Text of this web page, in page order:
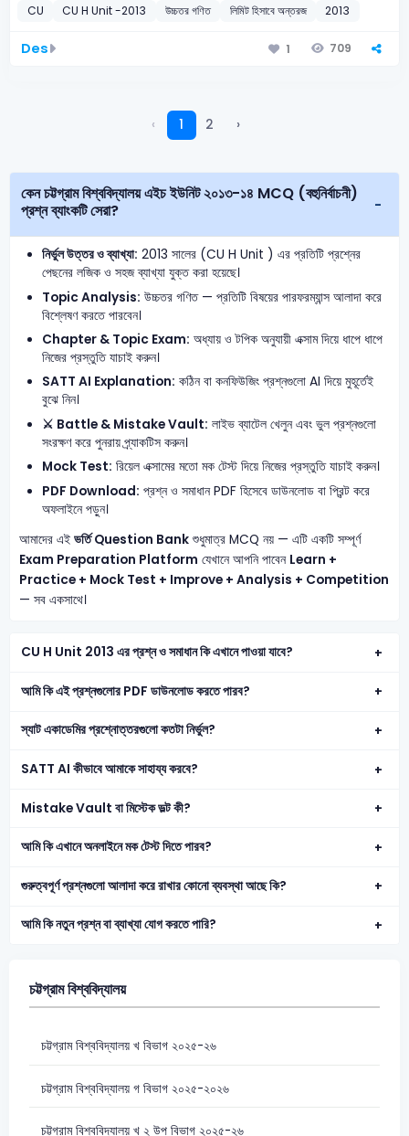
CU CU H Unit -2013 উচ্চতর গণিত লিমিট হিসাবে অন্তরজ 2013
Des 1 709
‹ 1 2 ›
কেন চট্টগ্রাম বিশ্ববিদ্যালয় এইচ ইউনিট ২০১৩-১৪ MCQ (বহুনির্বাচনী)
প্রশ্ন ব্যাংকটি সেরা?
নির্ভুল উত্তর ও ব্যাখ্যা: 2013 সালের (CU H Unit ) এর প্রতিটি প্রশ্নের
পেছনের লজিক ও সহজ ব্যাখ্যা যুক্ত করা হয়েছে।
Topic Analysis: উচ্চতর গণিত — প্রতিটি বিষয়ের পারফরম্যান্স আলাদা করে
বিশ্লেষণ করতে পারবেন।
Chapter & Topic Exam: অধ্যায় ও টপিক অনুযায়ী এক্সাম দিয়ে ধাপে ধাপে
নিজের প্রস্তুতি যাচাই করুন।
SATT AI Explanation: কঠিন বা কনফিউজিং প্রশ্নগুলো AI দিয়ে মুহূর্তেই
বুঝে নিন।
⚔️ Battle & Mistake Vault: লাইভ ব্যাটেল খেলুন এবং ভুল প্রশ্নগুলো
সংরক্ষণ করে পুনরায় প্র্যাকটিস করুন।
Mock Test: রিয়েল এক্সামের মতো মক টেস্ট দিয়ে নিজের প্রস্তুতি যাচাই করুন।
PDF Download: প্রশ্ন ও সমাধান PDF হিসেবে ডাউনলোড বা প্রিন্ট করে
অফলাইনে পড়ুন।
আমাদের এই ভর্তি Question Bankশুধুমাত্র MCQ নয় — এটি একটি সম্পূর্ণ
Exam Preparation Platform যেখানে আপনি পাবেন Learn +
Practice + Mock Test + Improve + Analysis + Competition
— সব একসাথে।
CU H Unit 2013 এর প্রশ্ন ও সমাধান কি এখানে পাওয়া যাবে?
আমি কি এই প্রশ্নগুলোর PDF ডাউনলোড করতে পারব?
স্যাট একাডেমির প্রশ্নোত্তরগুলো কতটা নির্ভুল?
SATT AI কীভাবে আমাকে সাহায্য করবে?
Mistake Vault বা মিস্টেক ভল্ট কী?
আমি কি এখানে অনলাইনে মক টেস্ট দিতে পারব?
গুরুত্বপূর্ণ প্রশ্নগুলো আলাদা করে রাখার কোনো ব্যবস্থা আছে কি?
আমি কি নতুন প্রশ্ন বা ব্যাখ্যা যোগ করতে পারি?
চট্টগ্রাম বিশ্ববিদ্যালয়
চট্টগ্রাম বিশ্ববিদ্যালয় খ বিভাগ ২০২৫-২৬
চট্টগ্রাম বিশ্ববিদ্যালয় গ বিভাগ ২০২৫-২০২৬
চট্টগ্রাম বিশ্ববিদ্যালয় খ ২ উপ বিভাগ ২০২৫-২৬